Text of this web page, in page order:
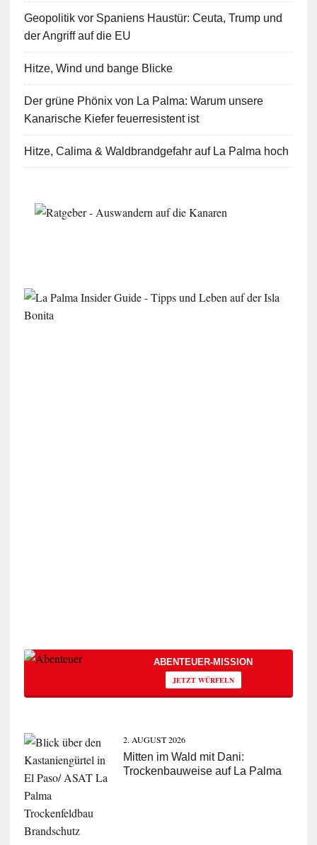
Geopolitik vor Spaniens Haustür: Ceuta, Trump und
der Angriff auf die EU
Hitze, Wind und bange Blicke
Der grüne Phönix von La Palma: Warum unsere
Kanarische Kiefer feuerresistent ist
Hitze, Calima & Waldbrandgefahr auf La Palma hoch
ABENTEUER-MISSION
JETZT WÜRFELN
2. AUGUST 2026
Mitten im Wald mit Dani:
Trockenbauweise auf La Palma